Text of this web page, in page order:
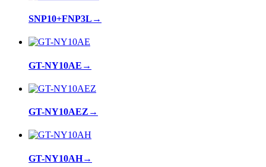
SNP10+FNP3L →
GT-NY10AE →
GT-NY10AEZ →
GT-NY10AH→